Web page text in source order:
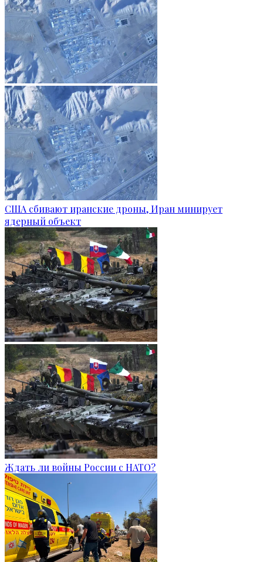
США сбивают иранские дроны, Иран минирует
ядерный объект
Ждать ли войны России с НАТО?